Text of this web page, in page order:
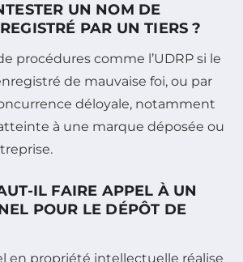
UN NOM DE
PAR UN TIERS ?
procédures comme l’UDRP si le
de mauvaise foi, ou par
déloyale, notamment
à une marque déposée ou
IL FAIRE APPEL À UN
POUR LE DÉPÔT DE
en propriété intellectuelle réalise